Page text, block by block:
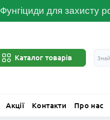
Фунгіциди для захисту
Каталог товарів
Акції Контакти Про нас